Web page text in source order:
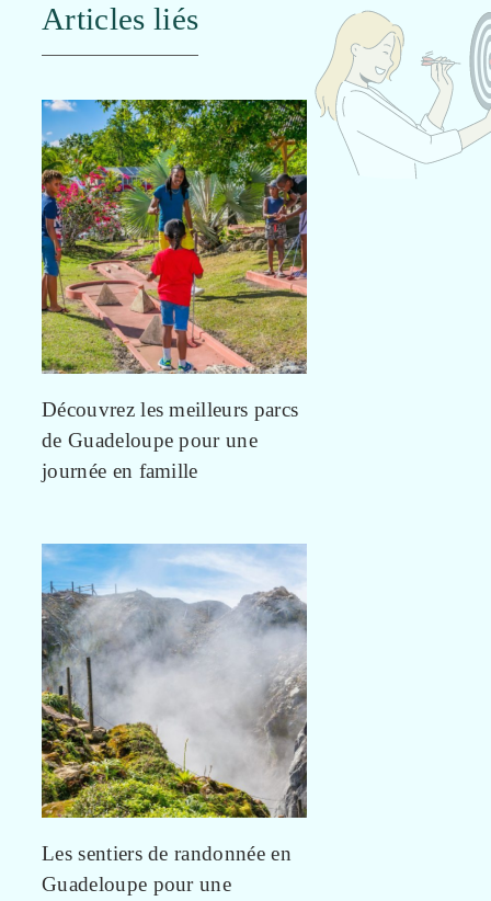
Articles liés
Découvrez les meilleurs parcs
de Guadeloupe pour une
journée en famille
Les sentiers de randonnée en
Guadeloupe pour une